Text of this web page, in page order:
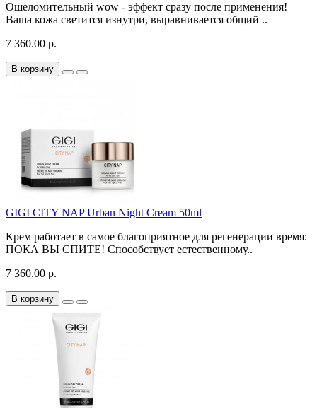
Ошеломительный wow - эффект сразу после применения!
Ваша кожа светится изнутри, выравнивается общий ..
7 360.00 р.
В корзину
GIGI CITY NAP Urban Night Cream 50ml
Крем работает в самое благоприятное для регенерации время:
ПОКА ВЫ СПИТЕ! Способствует естественному..
7 360.00 р.
В корзину